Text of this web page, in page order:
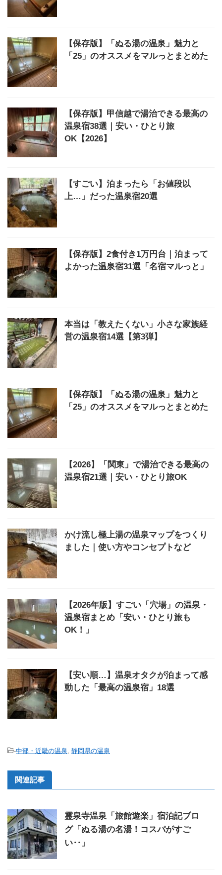
【保存版】「ぬる湯の温泉」魅力と
「25」のオススメをマルっとまとめた
【保存版】甲信越で湯治できる最高の
温泉宿38選｜安い・ひとり旅
OK【2026】
【すごい】泊まったら「お値段以
上…」だった温泉宿20選
【保存版】2食付き1万円台｜泊まって
よかった温泉宿31選「名宿マルっと」
本当は「教えたくない」小さな家族経
営の温泉宿14選【第3弾】
【保存版】「ぬる湯の温泉」魅力と
「25」のオススメをマルっとまとめた
【2026】「関東」で湯治できる最高の
温泉宿21選｜安い・ひとり旅OK
かけ流し極上湯の温泉マップをつくり
ました｜使い方やコンセプトなど
【2026年版】すごい「穴場」の温泉・
温泉宿まとめ「安い・ひとり旅も
OK！」
【安い順…】温泉オタクが泊まって感
動した「最高の温泉宿」18選
-中部・近畿の温泉, 静岡県の温泉
関連記事
霊泉寺温泉「旅館遊楽」宿泊記ブロ
グ「ぬる湯の名湯！コスパがすご
い‥」